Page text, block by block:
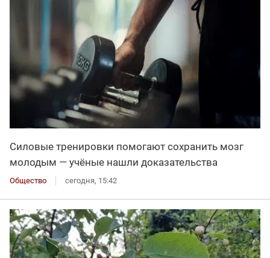
Силовые тренировки помогают сохранить мозг
молодым — учёные нашли доказательства
Общество сегодня, 15:42